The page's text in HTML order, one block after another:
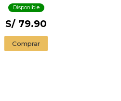
Disponible
S/ 79.90
Comprar